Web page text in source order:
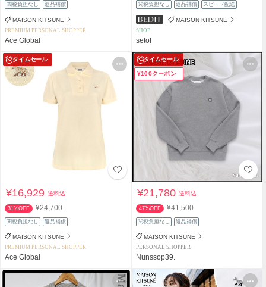
関税負担なし 返品補償
MAISON KITSUNE
PREMIUM PERSONAL SHOPPER
Ace Global
関税負担なし 返品補償 スピード配送
MAISON KITSUNE
SHOP
setof
タイムセール
¥16,929送料込
31%OFF ¥24,700
関税負担なし 返品補償
MAISON KITSUNE
PREMIUM PERSONAL SHOPPER
Ace Global
タイムセール
¥100クーポン
¥21,780送料込
47%OFF ¥41,500
関税負担なし 返品補償
MAISON KITSUNE
PERSONAL SHOPPER
Nunssop39.